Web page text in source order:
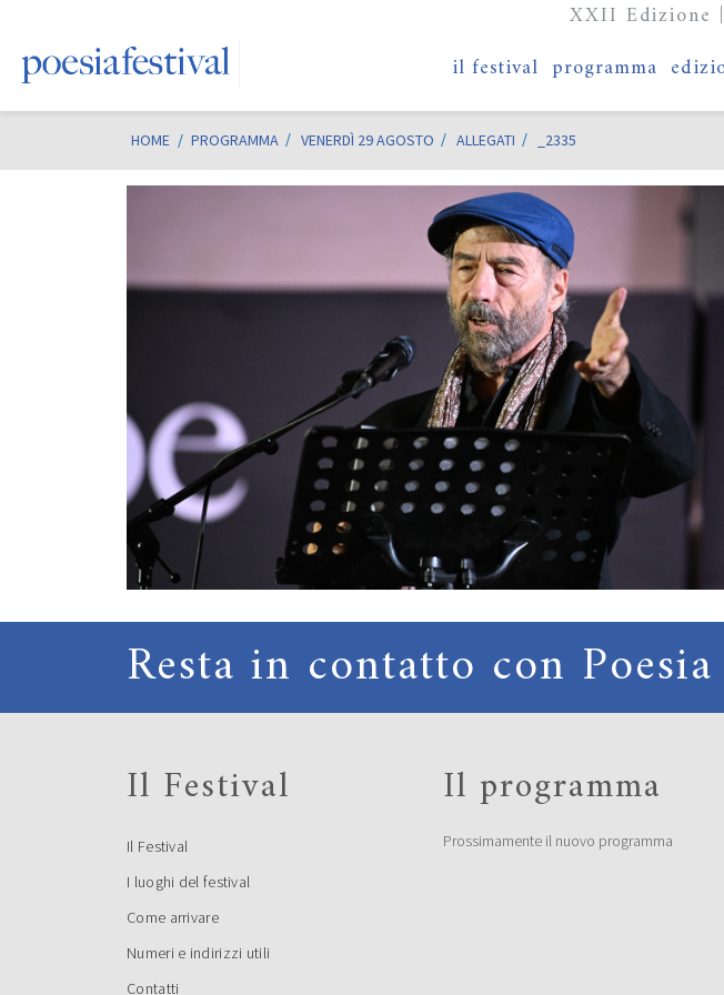
XXII Edizione
il festival programma
HOME / PROGRAMMA VENERDÌ 29 AGOSTO ALLEGATI _2335
Resta in contatto con
Il Festival
Il Festival
I luoghi del festival
Come arrivare
Numeri e indirizzi utili
Contatti
Il programma
Prossimamente il nuovo programma